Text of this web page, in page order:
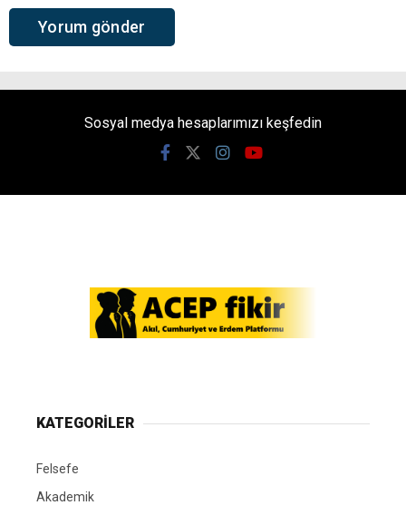
Sosyal medya hesaplarımızı keşfedin
KATEGORİLER
Felsefe
Akademik